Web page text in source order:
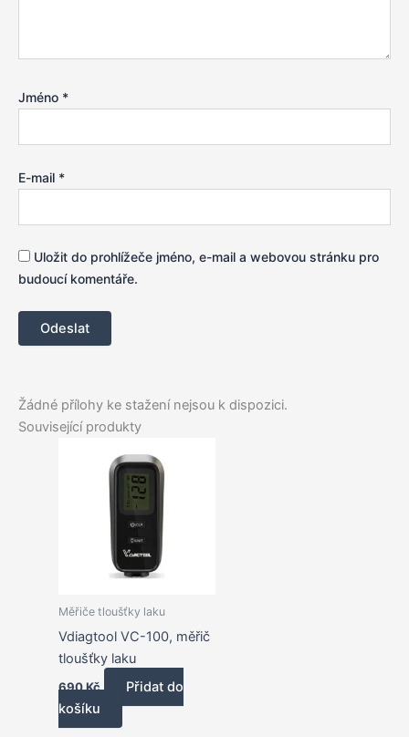
Jméno *
E-mail *
Uložit do prohlížeče jméno, e-mail a webovou stránku pro
budoucí komentáře.
Žádné přílohy ke stažení nejsou k dispozici.
Související produkty
Měřiče tloušťky laku
Vdiagtool VC-100, měřič
tloušťky laku
690Kč
Přidat do
košíku